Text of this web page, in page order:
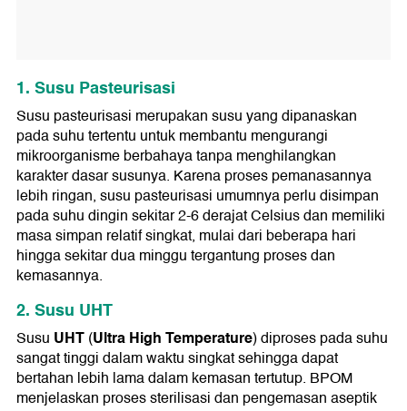
1. Susu Pasteurisasi
Susu pasteurisasi merupakan susu yang dipanaskan
pada suhu tertentu untuk membantu mengurangi
mikroorganisme berbahaya tanpa menghilangkan
karakter dasar susunya. Karena proses pemanasannya
lebih ringan, susu pasteurisasi umumnya perlu disimpan
pada suhu dingin sekitar 2-6 derajat Celsius dan memiliki
masa simpan relatif singkat, mulai dari beberapa hari
hingga sekitar dua minggu tergantung proses dan
kemasannya.
2. Susu UHT
Susu UHT(Ultra High Temperature) diproses pada suhu
sangat tinggi dalam waktu singkat sehingga dapat
bertahan lebih lama dalam kemasan tertutup. BPOM
menjelaskan proses sterilisasi dan pengemasan aseptik